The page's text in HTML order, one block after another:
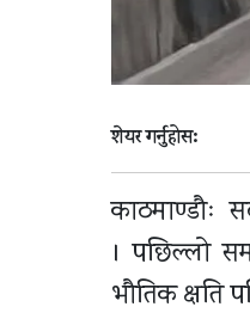
शेयर गर्नुहोस:
काठमाण्डौः
। पछिल्लो
भौतिक क्षति